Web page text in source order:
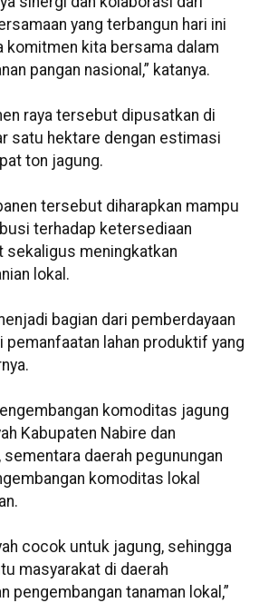
yang terbangun hari ini
komitmen kita bersama dalam
pangan nasional,” katanya.
raya tersebut dipusatkan di
satu hektare dengan estimasi
ton jagung.
tersebut diharapkan mampu
terhadap ketersediaan
sekaligus meningkatkan
lokal.
bagian dari pemberdayaan
pemanfaatan lahan produktif yang
komoditas jagung
Kabupaten Nabire dan
sementara daerah pegunungan
komoditas lokal
cocok untuk jagung, sehingga
masyarakat di daerah
pengembangan tanaman lokal,”